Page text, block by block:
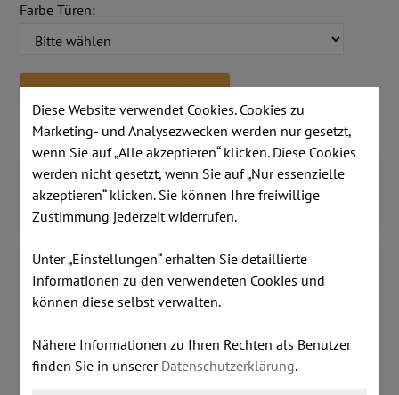
Farbe Türen:
IN DEN WARENKORB LEGEN
Detailinformationen
Kundenmeinungen
Zusatzinformationen
Melamin-Farben (zum Vergrößern bitte
anklicken)
anklicken)
Diese Website verwendet Cookies. Cookies zu
Marketing- und Analysezwecken werden nur gesetzt,
wenn Sie auf „Alle akzeptieren“ klicken. Diese Cookies
werden nicht gesetzt, wenn Sie auf „Nur essenzielle
akzeptieren“ klicken. Sie können Ihre freiwillige
Zustimmung jederzeit widerrufen.
Unter „Einstellungen“ erhalten Sie detaillierte
Informationen zu den verwendeten Cookies und
können diese selbst verwalten.
Nähere Informationen zu Ihren Rechten als Benutzer
finden Sie in unserer Datenschutzerklärung.